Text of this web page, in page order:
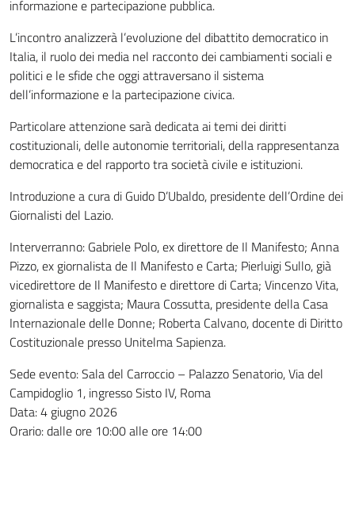
informazione e partecipazione pubblica.
L’incontro analizzerà l’evoluzione del dibattito democratico in
Italia, il ruolo dei media nel racconto dei cambiamenti sociali e
politici e le sfide che oggi attraversano il sistema
dell’informazione e la partecipazione civica.
Particolare attenzione sarà dedicata ai temi dei diritti
costituzionali, delle autonomie territoriali, della rappresentanza
democratica e del rapporto tra società civile e istituzioni.
Introduzione a cura di Guido D’Ubaldo, presidente dell’Ordine dei
Giornalisti del Lazio.
Interverranno: Gabriele Polo, ex direttore de Il Manifesto; Anna
Pizzo, ex giornalista de Il Manifesto e Carta; Pierluigi Sullo, già
vicedirettore de Il Manifesto e direttore di Carta; Vincenzo Vita,
giornalista e saggista; Maura Cossutta, presidente della Casa
Internazionale delle Donne; Roberta Calvano, docente di Diritto
Costituzionale presso Unitelma Sapienza.
Sede evento: Sala del Carroccio – Palazzo Senatorio, Via del
Campidoglio 1, ingresso Sisto IV, Roma
Data: 4 giugno 2026
Orario: dalle ore 10:00 alle ore 14:00